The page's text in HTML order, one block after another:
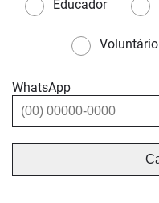
Educador
Voluntário
WhatsApp